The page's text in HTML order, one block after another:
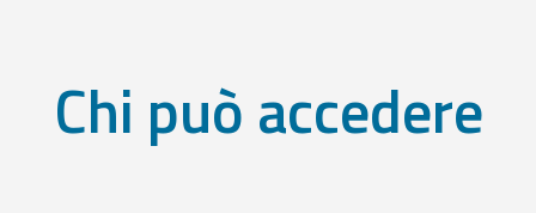
Chi può accedere